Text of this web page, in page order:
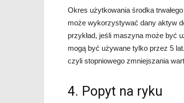
Okres użytkowania środka
może wykorzystywać dany aktyw
przykład, jeśli maszyna może być
mogą być używane tylko przez 5
czyli stopniowego zmniejszania
4. Popyt na ryku